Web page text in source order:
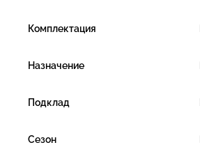
Комплектация
Назначение
Подклад
Сезон